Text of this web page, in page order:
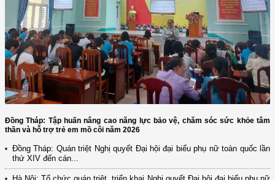
Đồng Tháp: Tập huấn nâng cao năng lực bảo vệ, chăm sóc sức khỏe tâm
thần và hỗ trợ trẻ em mồ côi năm 2026
Đồng Tháp: Quán triệt Nghị quyết Đại hội đại biểu phụ nữ toàn quốc lần
thứ XIV đến cán...